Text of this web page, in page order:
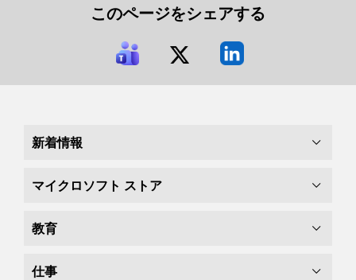
このページをシェアする
新着情報
マイクロソフト ストア
教育
仕事